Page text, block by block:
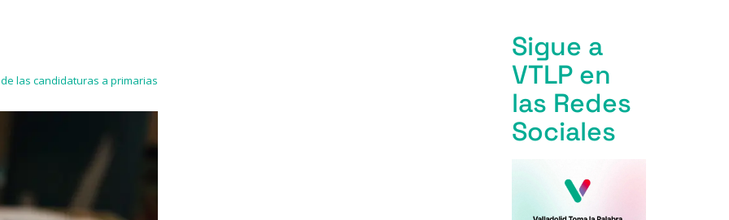
las candidaturas a primarias
Sigue a
VTLP en
las Redes
Sociales